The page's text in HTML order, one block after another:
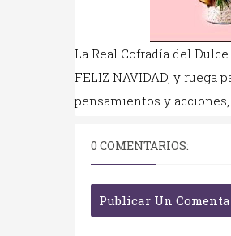
La Real Cofradía del
FELIZ NAVIDAD, y ruega
pensamientos y
0 COMENTARIOS:
Publicar Un